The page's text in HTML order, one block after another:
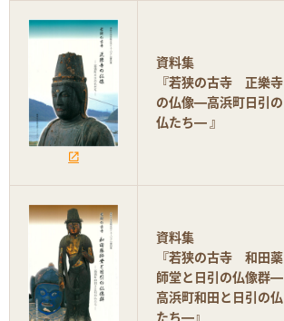
資料集
『若狭の古寺 正樂寺
の仏像―高浜町日引の
仏たち― 』
資料集
『若狭の古寺 和田薬
師堂と日引の仏像群―
高浜町和田と日引の仏
たち―』